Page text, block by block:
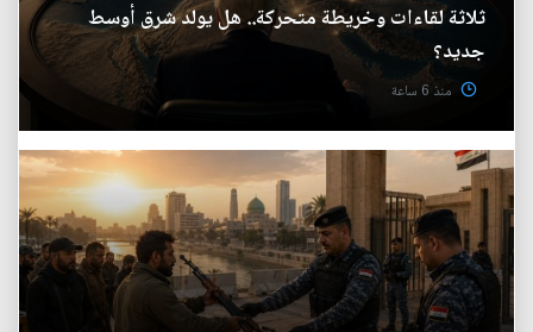
ثلاثة لقاءات وخريطة متحركة.. هل يولد شرق أوسط
جديد؟
منذ 6 ساعة